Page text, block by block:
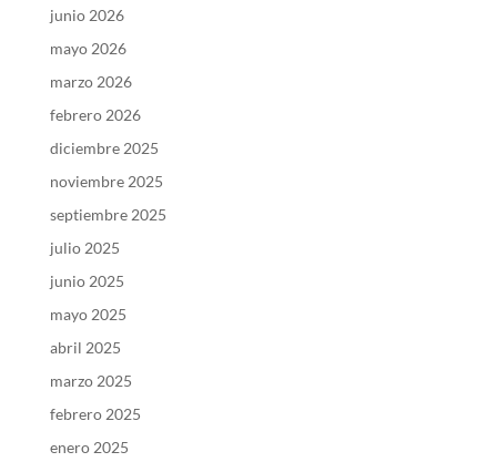
junio 2026
mayo 2026
marzo 2026
febrero 2026
diciembre 2025
noviembre 2025
septiembre 2025
julio 2025
junio 2025
mayo 2025
abril 2025
marzo 2025
febrero 2025
enero 2025